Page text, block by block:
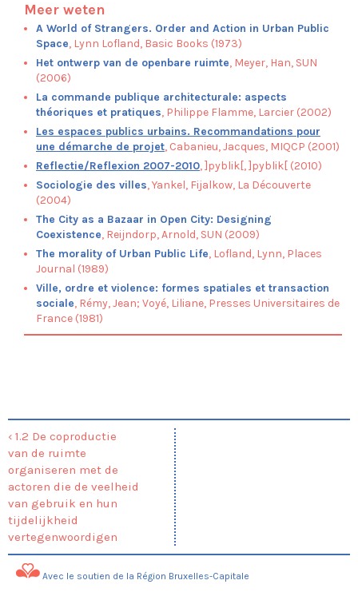
Meer weten
A World of Strangers. Order and Action in Urban Public
Space, Lynn Lofland, Basic Books (1973)
Het ontwerp van de openbare ruimte, Meyer, Han, SUN
(2006)
La commande publique architecturale: aspects
théoriques et pratiques, Philippe Flamme, Larcier (2002)
Les espaces publics urbains. Recommandations pour
une démarche de projet, Cabanieu, Jacques, MIQCP (2001)
Reflectie/Reflexion 2007-2010, ]pyblik[, ]pyblik[ (2010)
Sociologie des villes, Yankel, Fijalkow, La Découverte
(2004)
The City as a Bazaar in Open City: Designing
Coexistence, Reijndorp, Arnold, SUN (2009)
The morality of Urban Public Life, Lofland, Lynn, Places
Journal (1989)
Ville, ordre et violence: formes spatiales et transaction
sociale, Rémy, Jean; Voyé, Liliane, Presses Universitaires de
France (1981)
‹ 1.2 De coproductie
van de ruimte
organiseren met de
actoren die de veelheid
van gebruik en hun
tijdelijkheid
vertegenwoordigen
Avec le soutien de la Région Bruxelles-Capitale